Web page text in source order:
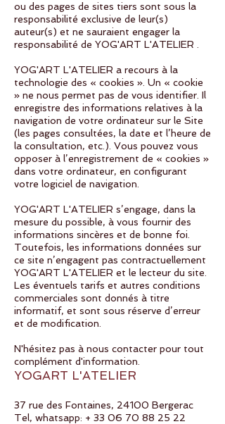
ou des pages de sites tiers sont sous la
responsabilité exclusive de leur(s)
auteur(s) et ne sauraient engager la
responsabilité de YOG'ART L'ATELIER .
YOG'ART L'ATELIER a recours à la
technologie des « cookies ». Un « cookie
» ne nous permet pas de vous identifier. Il
enregistre des informations relatives à la
navigation de votre ordinateur sur le Site
(les pages consultées, la date et l’heure de
la consultation, etc.). Vous pouvez vous
opposer à l’enregistrement de « cookies »
dans votre ordinateur, en configurant
votre logiciel de navigation.
YOG'ART L'ATELIER s’engage, dans la
mesure du possible, à vous fournir des
informations sincères et de bonne foi.
Toutefois, les informations données sur
ce site n’engagent pas contractuellement
YOG'ART L'ATELIER et le lecteur du site.
Les éventuels tarifs et autres conditions
commerciales sont donnés à titre
informatif, et sont sous réserve d’erreur
et de modification.
N'hésitez pas à nous contacter pour tout
complément d'information.
YOGART L'ATELIER
37 rue des Fontaines, 24100 Bergerac
Tel, whatsapp: + 33 06 70 88 25 22